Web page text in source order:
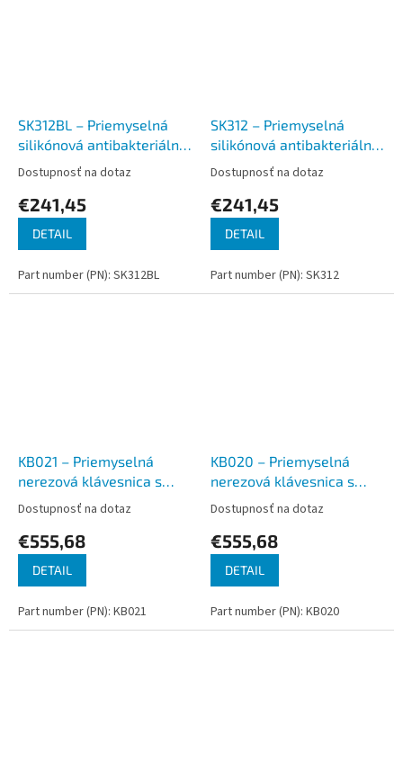
SK312BL – Priemyselná
silikónová antibakteriálna
klávesnica podsvietená,
CZ, USB, IP68
Dostupnosť na dotaz
€241,45
DETAIL
Part number (PN): SK312BL
SK312 – Priemyselná
silikónová antibakteriálna
klávesnica, CZ, USB, IP68
Dostupnosť na dotaz
€241,45
DETAIL
Part number (PN): SK312
KB021 – Priemyselná
nerezová klávesnica s
trackballom do panelu, CZ,
USB, IP65
Dostupnosť na dotaz
€555,68
DETAIL
Part number (PN): KB021
KB020 – Priemyselná
nerezová klávesnica s
touchpadom do panelu,
CZ, USB, IP65
Dostupnosť na dotaz
€555,68
DETAIL
Part number (PN): KB020